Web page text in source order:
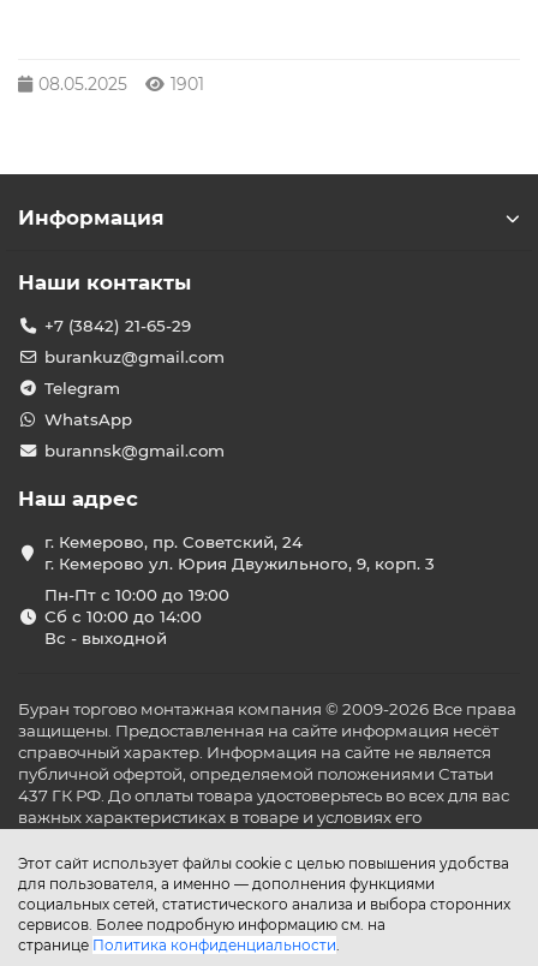
08.05.2025 1901
Этот сайт использует файлы cookie с целью повышения удобства
для пользователя, а именно — дополнения функциями
социальных сетей, статистического анализа и выбора сторонних
сервисов. Более подробную информацию см. на
странице Политика конфиденциальности.
Информация
Наши контакты
+7 (3842) 21-65-29
burankuz@gmail.com
Telegram
WhatsApp
burannsk@gmail.com
Наш адрес
г. Кемерово, пр. Советский, 24
г. Кемерово ул. Юрия Двужильного, 9, корп. 3
Пн-Пт с 10:00 до 19:00
Сб с 10:00 до 14:00
Вс - выходной
Буран торгово монтажная компания © 2009-2026 Все права
защищены. Предоставленная на сайте информация несёт
справочный характер. Информация на сайте не является
публичной офертой, определяемой положениями Статьи
437 ГК РФ. До оплаты товара удостоверьтесь во всех для вас
важных характеристиках в товаре и условиях его